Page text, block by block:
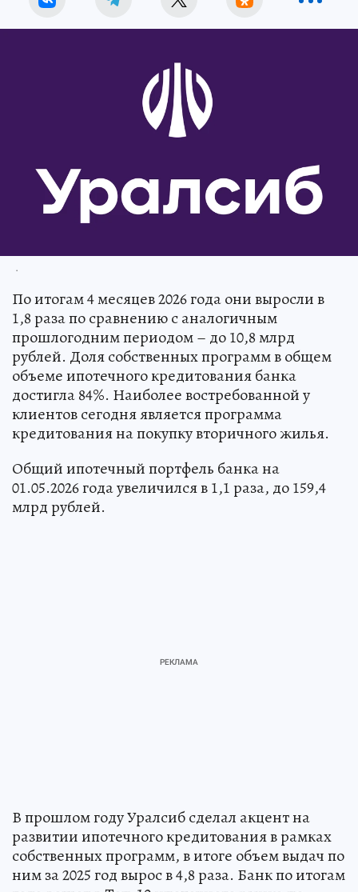
.
По итогам 4 месяцев 2026 года они выросли в
1,8 раза по сравнению с аналогичным
прошлогодним периодом – до 10,8 млрд
рублей. Доля собственных программ в общем
объеме ипотечного кредитования банка
достигла 84%. Наиболее востребованной у
клиентов сегодня является программа
кредитования на покупку вторичного жилья.
Общий ипотечный портфель банка на
01.05.2026 года увеличился в 1,1 раза, до 159,4
млрд рублей.
В прошлом году Уралсиб сделал акцент на
развитии ипотечного кредитования в рамках
собственных программ, в итоге объем выдач по
ним за 2025 год вырос в 4,8 раза. Банк по итогам